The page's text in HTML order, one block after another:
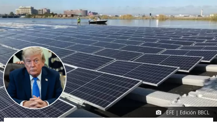
EFE | Edición BBCL